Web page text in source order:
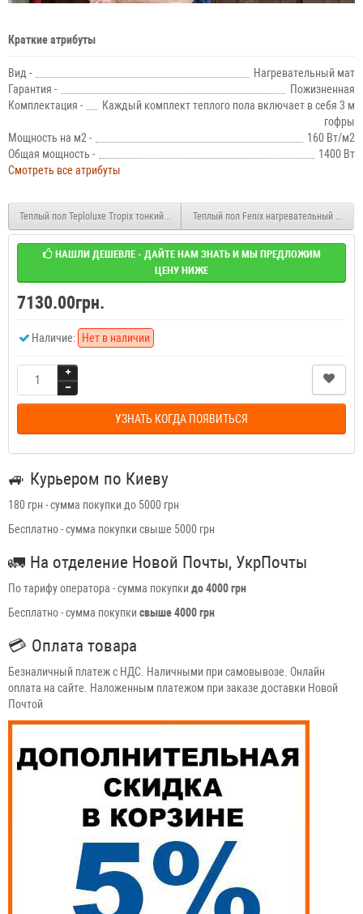
Краткие атрибуты
Вид -
Нагревательный мат
Гарантия -
Пожизненная
Комплектация -
Каждый комплект теплого пола включает в себя 3 м
гофры
Мощность на м2 -
160 Вт/м2
Общая мощность -
1400 Вт
Смотреть все атрибуты
Теплый пол Teploluxe Tropix тонкий нагревательный мат МНН 320Вт 2 м2
Теплый пол Fenix нагревательный мат
НАШЛИ ДЕШЕВЛЕ - ДАЙТЕ НАМ ЗНАТЬ И МЫ ПРЕДЛОЖИМ
ЦЕНУ НИЖЕ
7130.00грн.
Наличие: Нет в наличии
УЗНАТЬ КОГДА ПОЯВИТЬСЯ
🚙 Курьером по Киеву
180 грн - сумма покупки до 5000 грн
Бесплатно - сумма покупки свыше 5000 грн
🚛 На отделение Новой Почты, УкрПочты
По тарифу оператора - сумма покупки до 4000 грн
Бесплатно - сумма покупки свыше 4000 грн
💳 Оплата товара
Безналичный платеж с НДС. Наличными при самовывозе. Онлайн
оплата на сайте. Наложенным платежом при заказе доставки Новой
Почтой